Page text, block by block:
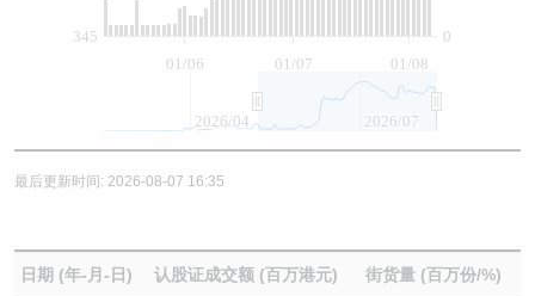
01/07
01/06 01/08
0
345
2026/04 2026/07
最后更新时间: 2026-08-07 16:35
日期 (年-月-日) 认股证成交额 (百万港元) 街货量 (百万份/%)